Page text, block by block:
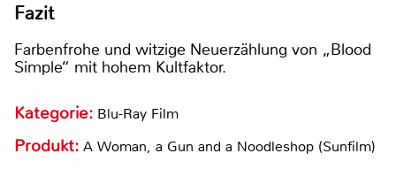
Fazit
Farbenfrohe und witzige Neuerzählung von „Blood
Simple“ mit hohem Kultfaktor.
Kategorie: Blu-Ray Film
Produkt: A Woman, a Gun and a Noodleshop (Sunfilm)